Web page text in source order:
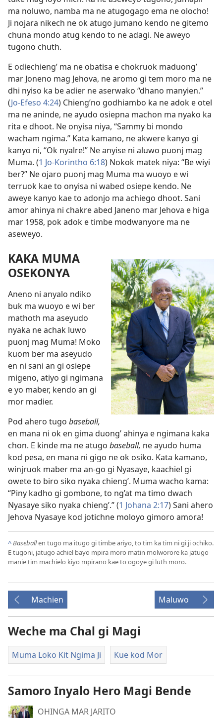
ma noluwo, namba ma ne atugogago ema ne olocho!
Ji nojara nikech ne ok atugo jumano kendo ne gitemo
chuna mondo atug kendo to ne adagi. Ne aweyo
tugono chuth.
E odiechieng’ ma ne obatisa e chokruok maduong’
mar Joneno mag Jehova, ne aromo gi tem moro ma ne
dhi nyiso ka be adier ne aserwako “dhano manyien.”
(Jo-Efeso 4:24) Chieng’no godhiambo ka ne adok e otel
ma ne aninde, ne ayudo osiepna machon ma nyako ka
rita e dhoot. Ne onyisa niya, “Sammy bi mondo
wacham ngima.” Kata kamano, ne akwere kanyo gi
kanyo ni, “Ok nyalre!” Ne anyise ni aluwo puonj mag
Muma. (1 Jo-Korintho 6:18) Nokok matek niya: “Be wiyi
ber?” Ne ojaro puonj mag Muma ma wuoyo e wi
terruok kae to onyisa ni wabed osiepe kendo. Ne
aweye kanyo kae to adonjo ma achiego dhoot. Sani
amor ahinya ni chakre abed Janeno mar Jehova e higa
mar 1958, pok adok e timbe modwanyore ma ne
aseweyo.
KAKA MUMA
OSEKONYA
Aneno ni anyalo ndiko
buk ma wuoyo e wi ber
mathoth ma aseyudo
nyaka ne achak luwo
puonj mag Muma! Moko
kuom ber ma aseyudo
en ni sani an gi osiepe
migeno, atiyo gi ngimana
e yo maber, kendo an gi
mor madier.
Pod ahero tugo baseball,
en mana ni ok en gima duong’ ahinya e ngimana kaka
chon. E kinde ma ne atugo baseball, ne ayudo huma
kod pesa, en mana ni gigo ne ok osiko. Kata kamano,
winjruok maber ma an-go gi Nyasaye, kaachiel gi
owete to biro siko nyaka chieng’. Muma wacho kama:
“Piny kadho gi gombone, to ng’at ma timo dwach
Nyasaye siko nyaka chieng’.” (1 Johana 2:17) Sani ahero
Jehova Nyasaye kod jotichne moloyo gimoro amora!
^Baseballen tugo ma itugo gi timbe ariyo, to tim ka tim ni gi ji ochiko.
E tugoni, jatugo achiel bayo mpira moro matin molworore ka jatugo
manie tim machielo kiyo mpirano kae to ogoye gi luth moro.
Machien Maluwo
Weche ma Chal gi Magi
Muma Loko Kit Ngima Ji Kue kod Mor
Samoro Inyalo Hero Magi Bende
OHINGA MAR JARITO